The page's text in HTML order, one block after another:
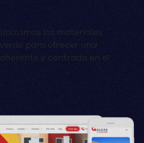
los materiales
para ofrecer una
y centrada en el